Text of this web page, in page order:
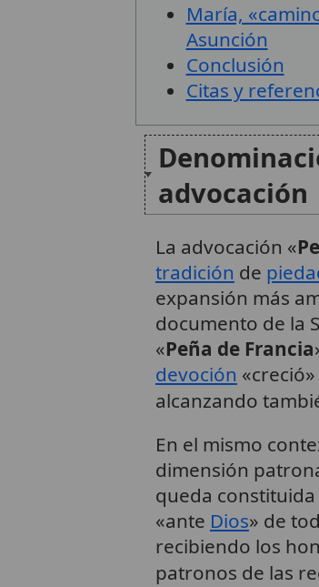
María,
Asunción
Conclusión
Citas y
advocación
La advocación «
tradición de
expansión más
documento de la
«Peña de Francia
devoción
alcanzando
En el mismo
dimensión
queda
«ante Dios» de
recibiendo los
patronos de las